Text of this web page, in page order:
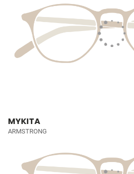
MYKITA
ARMSTRONG